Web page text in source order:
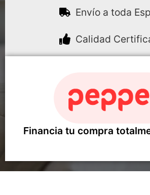
Envío a toda
Calidad
Financia tu compra